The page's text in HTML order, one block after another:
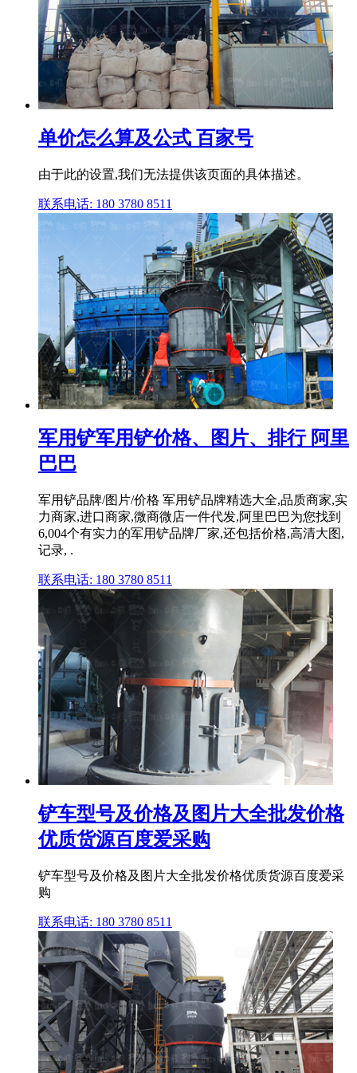
单价怎么算及公式 百家号
由于此的设置,我们无法提供该页面的具体描述。
联系电话: 180 3780 8511
军用铲军用铲价格、图片、排行 阿里
巴巴
军用铲品牌/图片/价格 军用铲品牌精选大全,品质商家,实
力商家,进口商家,微商微店一件代发,阿里巴巴为您找到
6,004个有实力的军用铲品牌厂家,还包括价格,高清大图,
记录, .
联系电话: 180 3780 8511
铲车型号及价格及图片大全批发价格
优质货源百度爱采购
铲车型号及价格及图片大全批发价格优质货源百度爱采
购
联系电话: 180 3780 8511